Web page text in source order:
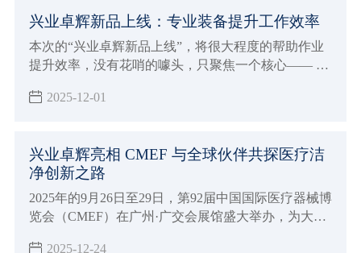
兴业卓辉新品上线：专业装备提升工作效率
本次的“兴业卓辉新品上线”，将很大程度的帮助作业
提升效率，​没有花哨的噱头，只聚焦一个核心—— 助
题。空调作业服、离子风机系列、高端净化服三款产
把 “省心” 变成了可感知的安全与舒适。
2025-12-01
兴业卓辉亮相 CMEF 与全球伙伴共探医疗洁
净创新之路
2025年的9月26日至29日，第92届中国国际医疗器械博
览会（CMEF）在广州·广交会展馆盛大举办，为大家
2025-12-24